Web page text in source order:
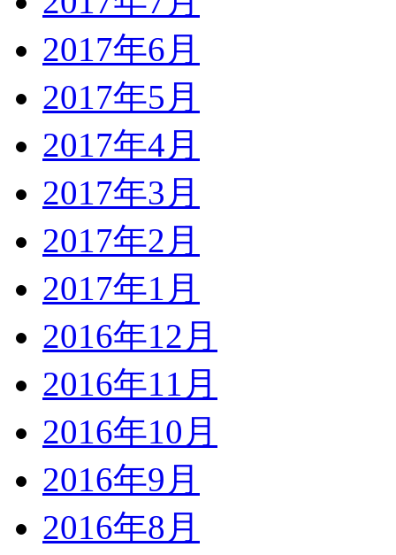
2017年6月
2017年5月
2017年4月
2017年3月
2017年2月
2017年1月
2016年12月
2016年11月
2016年10月
2016年9月
2016年8月